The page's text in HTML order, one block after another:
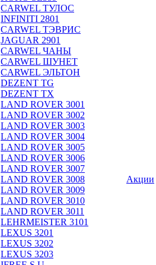
CARWEL ТУЛОС
INFINITI 2801
CARWEL ТЭВРИС
JAGUAR 2901
CARWEL ЧАНЫ
CARWEL ШУНЕТ
CARWEL ЭЛЬТОН
DEZENT TG
DEZENT TX
LAND ROVER 3001
LAND ROVER 3002
LAND ROVER 3003
LAND ROVER 3004
LAND ROVER 3005
LAND ROVER 3006
LAND ROVER 3007
LAND ROVER 3008
LAND ROVER 3009
LAND ROVER 3010
LAND ROVER 3011
LEHRMEISTER 3101
LEXUS 3201
LEXUS 3202
LEXUS 3203
Акции